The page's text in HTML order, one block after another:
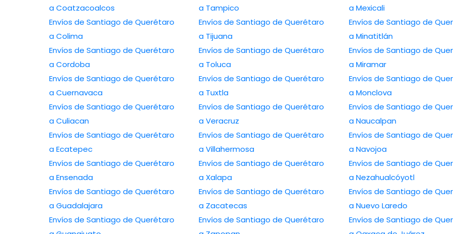
a Coatzacoalcos
Envíos de Santiago de Querétaro
a Colima
Envíos de Santiago de Querétaro
a Cordoba
Envíos de Santiago de Querétaro
a Cuernavaca
Envíos de Santiago de Querétaro
a Culiacan
Envíos de Santiago de Querétaro
a Ecatepec
Envíos de Santiago de Querétaro
a Ensenada
Envíos de Santiago de Querétaro
a Guadalajara
Envíos de Santiago de Querétaro
a Tampico
Envíos de Santiago de Querétaro
a Tijuana
Envíos de Santiago de Querétaro
a Toluca
Envíos de Santiago de Querétaro
a Tuxtla
Envíos de Santiago de Querétaro
a Veracruz
Envíos de Santiago de Querétaro
a Villahermosa
Envíos de Santiago de Querétaro
a Xalapa
Envíos de Santiago de Querétaro
a Zacatecas
Envíos de Santiago de Querétaro
a Mexicali
Envíos de Santiago de
a Minatitlán
Envíos de Santiago de
a Miramar
Envíos de Santiago de
a Monclova
Envíos de Santiago de
a Naucalpan
Envíos de Santiago de
a Navojoa
Envíos de Santiago de
a Nezahualcóyotl
Envíos de Santiago de
a Nuevo Laredo
Envíos de Santiago de